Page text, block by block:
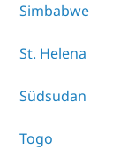
Simbabwe
St. Helena
Südsudan
Togo